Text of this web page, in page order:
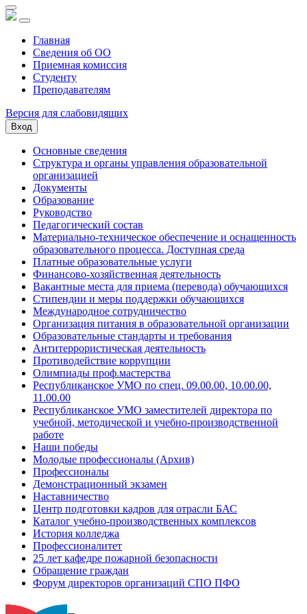
Главная
Сведения об ОО
Приемная комиссия
Студенту
Преподавателям
Версия для слабовидящих
Вход
Основные сведения
Структура и органы управления образовательной
организацией
Документы
Образование
Руководство
Педагогический состав
Материально-техническое обеспечение и оснащенность
образовательного процесса. Доступная среда
Платные образовательные услуги
Финансово-хозяйственная деятельность
Вакантные места для приема (перевода) обучающихся
Стипендии и меры поддержки обучающихся
Международное сотрудничество
Организация питания в образовательной организации
Образовательные стандарты и требования
Антитеррористическая деятельность
Противодействие коррупции
Олимпиады проф.мастерства
Республиканское УМО по спец. 09.00.00, 10.00.00,
11.00.00
Республиканское УМО заместителей директора по
учебной, методической и учебно-производственной
работе
Наши победы
Молодые профессионалы (Архив)
Профессионалы
Демонстрационный экзамен
Наставничество
Центр подготовки кадров для отрасли БАС
Каталог учебно-производственных комплексов
История колледжа
Профессионалитет
25 лет кафедре пожарной безопасности
Обращение граждан
Форум директоров организаций СПО ПФО